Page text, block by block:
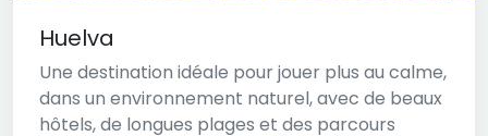
Huelva
Une destination idéale pour jouer plus au calme,
dans un environnement naturel, avec de beaux
hôtels, de longues plages et des parcours